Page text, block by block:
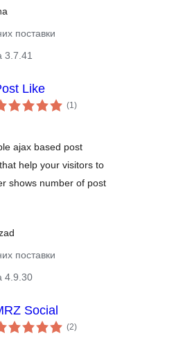
поставки
3.7.41
Like
(1укупних
оцена
)
ajax based post
help your visitors to
shows number of post
поставки
4.9.30
Social
(2укупних
оцена
)